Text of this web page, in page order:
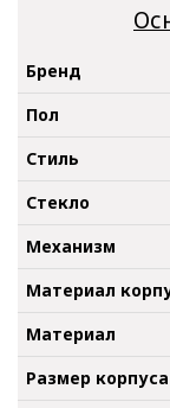
Бренд
Пол
Стиль
Стекло
Механизм
Материал
Материал
Размер корпуса